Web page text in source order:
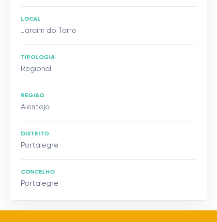
LOCAL
Jardim do Tarro
TIPOLOGIA
Regional
REGIAO
Alentejo
DISTRITO
Portalegre
CONCELHO
Portalegre